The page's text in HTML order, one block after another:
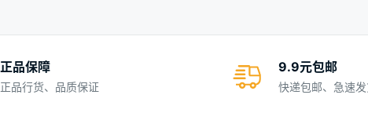
正品保障
正品行货、品质保证
9.9元包邮
快递包邮、急速